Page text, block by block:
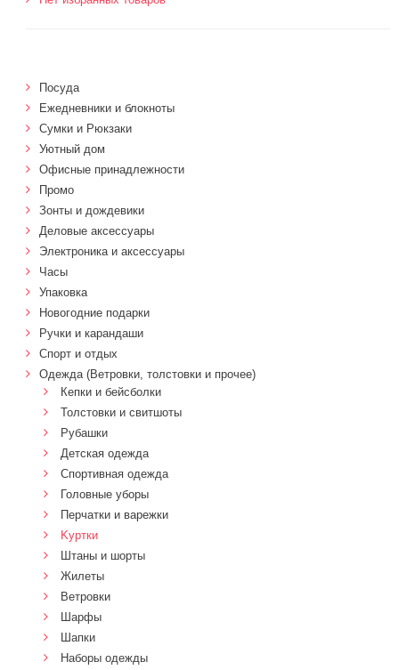
Посуда
Ежедневники и блокноты
Сумки и Рюкзаки
Уютный дом
Офисные принадлежности
Промо
Зонты и дождевики
Деловые аксессуары
Электроника и аксессуары
Часы
Упаковка
Новогодние подарки
Ручки и карандаши
Спорт и отдых
Одежда (Ветровки, толстовки и прочее)
Кепки и бейсболки
Толстовки и свитшоты
Рубашки
Детская одежда
Спортивная одежда
Головные уборы
Перчатки и варежки
Kуртки
Штаны и шорты
Жилеты
Ветровки
Шарфы
Шапки
Наборы одежды